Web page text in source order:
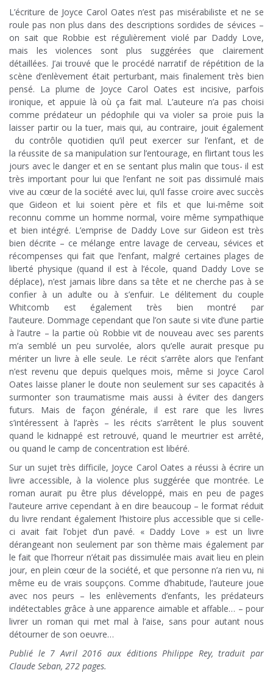
L’écriture de Joyce Carol Oates n’est pas misérabiliste et ne se
roule pas non plus dans des descriptions sordides de sévices –
on sait que Robbie est régulièrement violé par Daddy Love,
mais les violences sont plus suggérées que clairement
détaillées. J’ai trouvé que le procédé narratif de répétition de la
scène d’enlèvement était perturbant, mais finalement très bien
pensé. La plume de Joyce Carol Oates est incisive, parfois
ironique, et appuie là où ça fait mal. L’auteure n’a pas choisi
comme prédateur un pédophile qui va violer sa proie puis la
laisser partir ou la tuer, mais qui, au contraire, jouit également
du contrôle quotidien qu’il peut exercer sur l’enfant, et de
la réussite de sa manipulation sur l’entourage, en flirtant tous les
jours avec le danger et en se sentant plus malin que tous- il est
très important pour lui que l’enfant ne soit pas dissimulé mais
vive au cœur de la société avec lui, qu’il fasse croire avec succès
que Gideon et lui soient père et fils et que lui-même soit
reconnu comme un homme normal, voire même sympathique
et bien intégré. L’emprise de Daddy Love sur Gideon est très
bien décrite – ce mélange entre lavage de cerveau, sévices et
récompenses qui fait que l’enfant, malgré certaines plages de
liberté physique (quand il est à l’école, quand Daddy Love se
déplace), n’est jamais libre dans sa tête et ne cherche pas à se
confier à un adulte ou à s’enfuir. Le délitement du couple
Whitcomb est également très bien montré par
l’auteure. Dommage cependant que l’on saute si vite d’une partie
à l’autre – la partie où Robbie vit de nouveau avec ses parents
m’a semblé un peu survolée, alors qu’elle aurait presque pu
mériter un livre à elle seule. Le récit s’arrête alors que l’enfant
n’est revenu que depuis quelques mois, même si Joyce Carol
Oates laisse planer le doute non seulement sur ses capacités à
surmonter son traumatisme mais aussi à éviter des dangers
futurs. Mais de façon générale, il est rare que les livres
s’intéressent à l’après – les récits s’arrêtent le plus souvent
quand le kidnappé est retrouvé, quand le meurtrier est arrêté,
ou quand le camp de concentration est libéré.
Sur un sujet très difficile, Joyce Carol Oates a réussi à écrire un
livre accessible, à la violence plus suggérée que montrée. Le
roman aurait pu être plus développé, mais en peu de pages
l’auteure arrive cependant à en dire beaucoup – le format réduit
du livre rendant également l’histoire plus accessible que si celle-
ci avait fait l’objet d’un pavé. « Daddy Love » est un livre
dérangeant non seulement par son thème mais également par
le fait que l’horreur n’était pas dissimulée mais avait lieu en plein
jour, en plein cœur de la société, et que personne n’a rien vu, ni
même eu de vrais soupçons. Comme d’habitude, l’auteure joue
avec nos peurs – les enlèvements d’enfants, les prédateurs
indétectables grâce à une apparence aimable et affable… – pour
livrer un roman qui met mal à l’aise, sans pour autant nous
détourner de son oeuvre…
Publié le 7 Avril 2016 aux éditions Philippe Rey, traduit par
Claude Seban, 272 pages.